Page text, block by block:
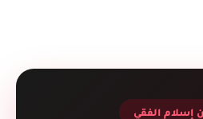
إسلام الفقي